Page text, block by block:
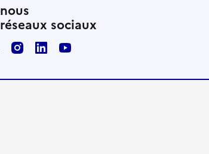
sociaux
/ Twitter
Instagram
LinkedInYoutube